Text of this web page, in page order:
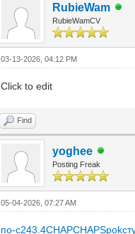
RubieWam
RubieWamCV
03-13-2026, 04:12 PM
Click to edit
Find
yoghee
Posting Freak
05-04-2026, 07:27 AM
по-с243.4CHAPCHAPSpok